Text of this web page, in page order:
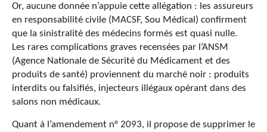
Or, aucune donnée n’appuie cette allégation : les assureurs
en responsabilité civile (MACSF, Sou Médical) confirment
que la sinistralité des médecins formés est quasi nulle.
Les rares complications graves recensées par l’ANSM
(Agence Nationale de Sécurité du Médicament et des
produits de santé) proviennent du marché noir : produits
interdits ou falsifiés, injecteurs illégaux opérant dans des
salons non médicaux.
Quant à l’amendement n° 2093, il propose de supprimer le